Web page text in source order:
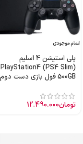
اتمام موجودی
پلی استیشن 4 اسلیم
PlayStation4 (PS4 Slim)
500GB فول بازی دست دوم
تومان12.490.000